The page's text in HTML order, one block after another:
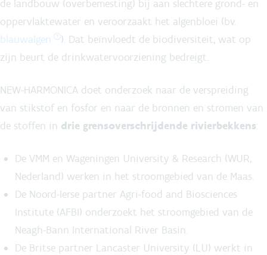
de landbouw (overbemesting) bij aan slechtere grond- en
oppervlaktewater en veroorzaakt het algenbloei (bv.
blauwalgen
). Dat beïnvloedt de biodiversiteit, wat op
zijn beurt de drinkwatervoorziening bedreigt.
NEW-HARMONICA doet onderzoek naar de verspreiding
van stikstof en fosfor en naar de bronnen en stromen van
de stoffen in drie grensoverschrijdende rivierbekkens:
De VMM en Wageningen University & Research (WUR,
Nederland) werken in het stroomgebied van de Maas.
De Noord-Ierse partner Agri-food and Biosciences
Institute (AFBI) onderzoekt het stroomgebied van de
Neagh-Bann International River Basin.
De Britse partner Lancaster University (LU) werkt in